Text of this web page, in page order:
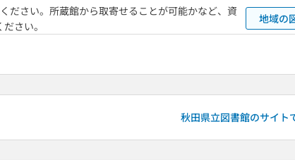
ださい。所蔵館から取寄せることが可能かなど、資
さい。
地域の
秋田県立図書館のサイト